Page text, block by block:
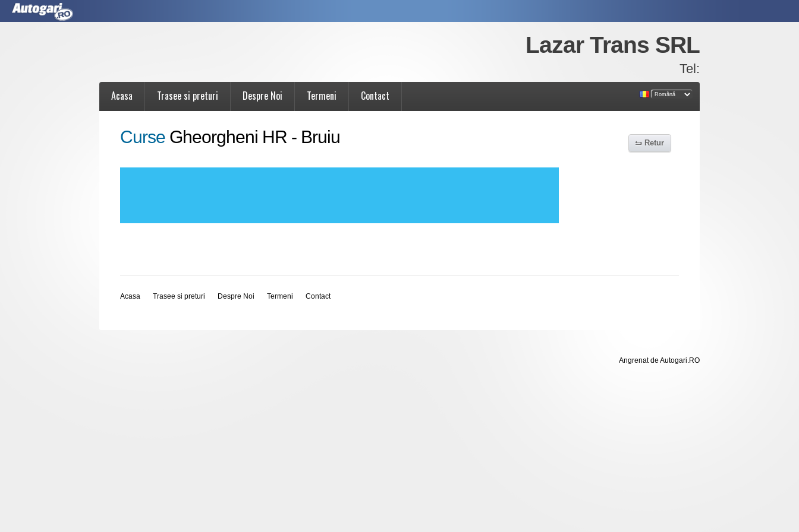
Lazar Trans SRL
Tel:
Acasa Trasee si preturi Despre Noi Termeni Contact
Curse Gheorgheni HR - Bruiu Retur
Acasa Trasee si preturi Despre Noi Termeni Contact
Angrenat de Autogari.RO